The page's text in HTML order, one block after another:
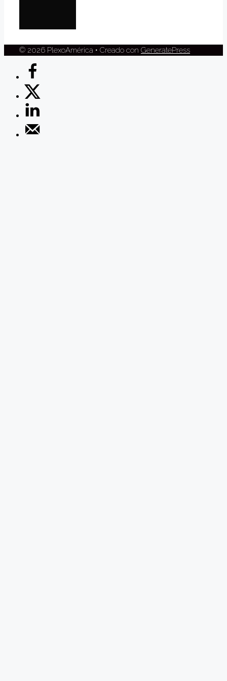
© 2026 PlexoAmérica • Creado con GeneratePress